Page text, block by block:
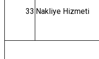
33 Nakliye Hizmeti